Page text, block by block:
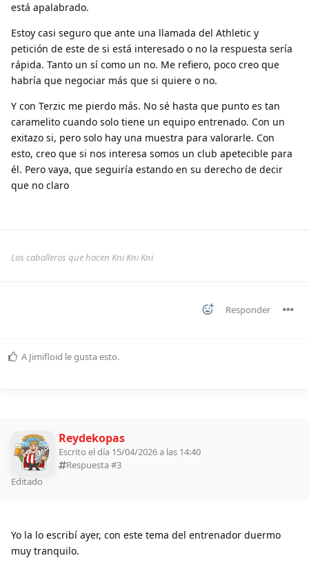
está apalabrado.
Estoy casi seguro que ante una llamada del Athletic y
petición de este de si está interesado o no la respuesta sería
rápida. Tanto un sí como un no. Me refiero, poco creo que
habría que negociar más que si quiere o no.
Y con Terzic me pierdo más. No sé hasta que punto es tan
caramelito cuando solo tiene un equipo entrenado. Con un
exitazo si, pero solo hay una muestra para valorarle. Con
esto, creo que si nos interesa somos un club apetecible para
él. Pero vaya, que seguiría estando en su derecho de decir
que no claro
Los caballeros que hacen Kni Kni Kni
Responder
A Jimifloid le gusta esto.
Reydekopas
Escrito el día 15/04/2026 a las 14:40
Respuesta #3
Editado
Yo la lo escribí ayer, con este tema del entrenador duermo
muy tranquilo.